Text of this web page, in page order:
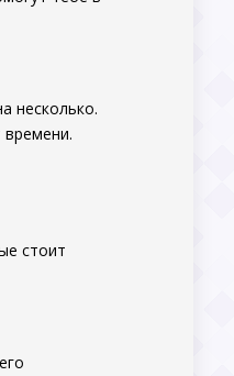
несколько.
стоит